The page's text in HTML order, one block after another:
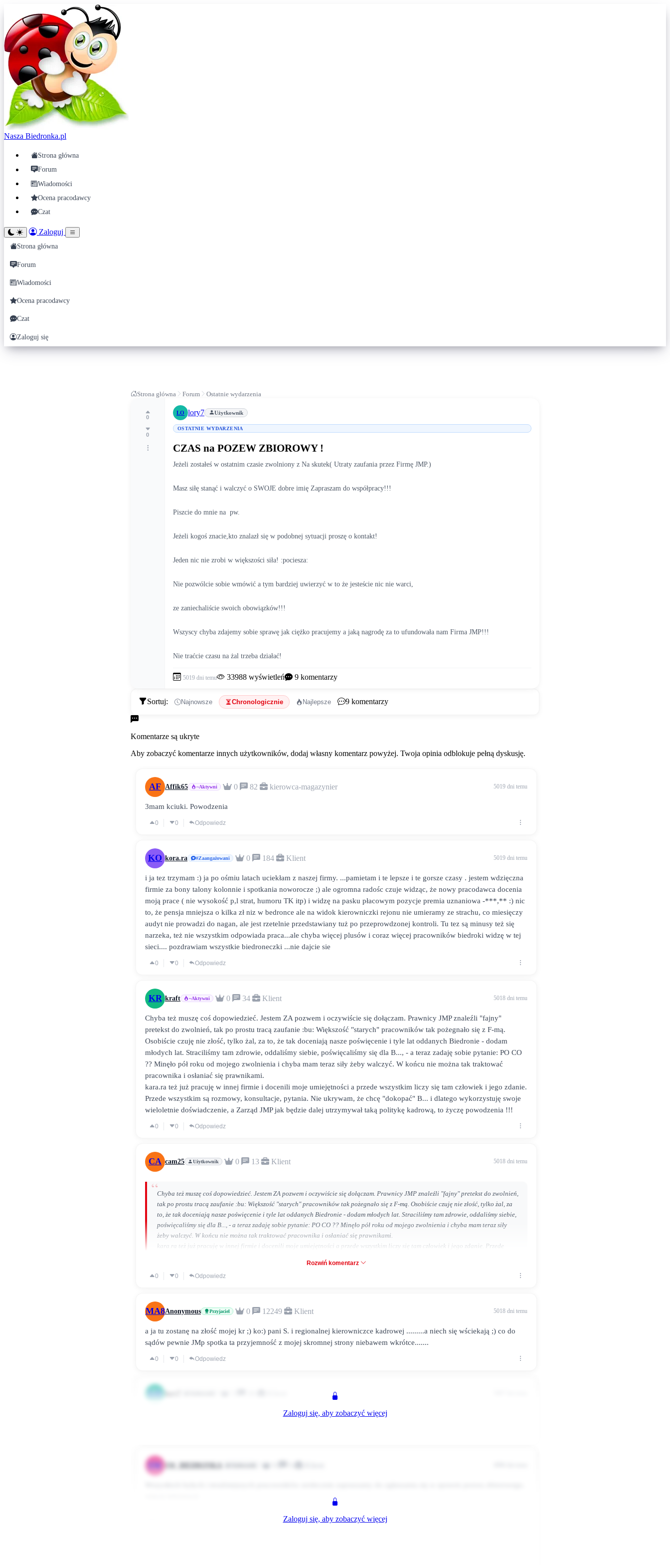
Nasza Biedronka.pl
Strona główna
Forum
Wiadomości
Ocena pracodawcy
Czat
Zaloguj
Strona główna
Forum
Wiadomości
Ocena pracodawcy
Czat
Zaloguj się
Strona główna Forum Ostatnie wydarzenia
0
0
LO lory7 Użytkownik
OSTATNIE WYDARZENIA
CZAS na POZEW ZBIOROWY !
Jeżeli zostałeś w ostatnim czasie zwolniony z Na skutek( Utraty zaufania przez Firmę JMP.)
Masz siłę stanąć i walczyć o SWOJE dobre imię Zapraszam do współpracy!!!
Piszcie do mnie na  pw.
Jeżeli kogoś znacie,kto znalazł się w podobnej sytuacji proszę o kontakt!
Jeden nic nie zrobi w większości siła! :pociesza:
Nie pozwólcie sobie wmówić a tym bardziej uwierzyć w to że jesteście nic nie warci,
ze zaniechaliście swoich obowiązków!!!
Wszyscy chyba zdajemy sobie sprawę jak ciężko pracujemy a jaką nagrodę za to ufundowała nam Firma JMP!!!
Nie traćcie czasu na żal trzeba działać!
5019 dni temu 33988 wyświetleń 9 komentarzy
Sortuj: Najnowsze Chronologicznie Najlepsze 9 komentarzy
Komentarze
Komentarze są ukryte
Aby zobaczyć komentarze innych użytkowników, dodaj własny komentarz powyżej. Twoja opinia odblokuje pełną dyskusję.
AF Affik65 ~Aktywni 0 82 kierowca-magazynier 5019 dni temu
3mam kciuki. Powodzenia
0 0 Odpowiedz
KO kora.ra #Zaangażowani 0 184 Klient 5019 dni temu
i ja tez trzymam :) ja po ośmiu latach uciekłam z naszej firmy. ...pamietam i te lepsze i te gorsze czasy . jestem wdzięczna
firmie za bony talony kolonnie i spotkania noworocze ;) ale ogromna radośc czuje widząc, że nowy pracodawca docenia
moją prace ( nie wysokość p,l strat, humoru TK itp) i widzę na pasku płacowym pozycje premia uznaniowa -***,** :) nic
to, że pensja mniejsza o kilka zł niz w bedronce ale na widok kierowniczki rejonu nie umieramy ze strachu, co miesięczy
audyt nie prowadzi do nagan, ale jest rzetelnie przedstawiany tuż po przeprowdzonej kontroli. Tu tez są minusy też się
narzeka, też nie wszystkim odpowiada praca...ale chyba więcej plusów i coraz więcej pracowników biedroki widzę w tej
sieci.... pozdrawiam wszystkie biedroneczki ...nie dajcie sie
0 0 Odpowiedz
KR kraft ~Aktywni 0 34 Klient 5018 dni temu
Chyba też muszę coś dopowiedzieć. Jestem ZA pozwem i oczywiście się dołączam. Prawnicy JMP znaleźli "fajny"
pretekst do zwolnień, tak po prostu tracą zaufanie :bu: Większość "starych" pracowników tak pożegnało się z F-mą.
Osobiście czuję nie złość, tylko żal, za to, że tak doceniają nasze poświęcenie i tyle lat oddanych Biedronie - dodam
młodych lat. Straciliśmy tam zdrowie, oddaliśmy siebie, poświęcaliśmy się dla B..., - a teraz zadaję sobie pytanie: PO CO
?? Minęło pół roku od mojego zwolnienia i chyba mam teraz siły żeby walczyć. W końcu nie można tak traktować
pracownika i osłaniać się prawnikami.
kara.ra też już pracuję w innej firmie i docenili moje umiejętności a przede wszystkim liczy się tam człowiek i jego zdanie.
Przede wszystkim są rozmowy, konsultacje, pytania. Nie ukrywam, że chcę "dokopać" B... i dlatego wykorzystuję swoje
wieloletnie doświadczenie, a Zarząd JMP jak będzie dalej utrzymywał taką politykę kadrową, to życzę powodzenia !!!
0 0 Odpowiedz
CA cam25 Użytkownik 0 13 Klient 5018 dni temu
Chyba też muszę coś dopowiedzieć. Jestem ZA pozwem i oczywiście się dołączam. Prawnicy JMP znaleźli "fajny" pretekst do zwolnień,
tak po prostu tracą zaufanie :bu: Większość "starych" pracowników tak pożegnało się z F-mą. Osobiście czuję nie złość, tylko żal, za
to, że tak doceniają nasze poświęcenie i tyle lat oddanych Biedronie - dodam młodych lat. Straciliśmy tam zdrowie, oddaliśmy siebie,
poświęcaliśmy się dla B..., - a teraz zadaję sobie pytanie: PO CO ?? Minęło pół roku od mojego zwolnienia i chyba mam teraz siły
żeby walczyć. W końcu nie można tak traktować pracownika i osłaniać się prawnikami.
kara.ra też już pracuję w innej firmie i docenili moje umiejętności a przede wszystkim liczy się tam człowiek i jego zdanie. Przede
doświadczenie, a Zarząd JMP jak będzie dalej utrzymywał taką politykę kadrową, to życzę powodzenia !!!
ja po ośmiu latach uciekłem z naszej firmy. ...pamietam i te lepsze i te gorsze czasy . jestem wdzięczny firmie za bony i
człowiekiem znów mam chęci do życia , lepsze zdrowie a pracuje tez w handlu. Obecny pracodawca potrafi docenić
zmotywować pracownika. Teraz jak bym miał wybierać Biedronka a Tesco wybieram bez słowa Tesco choć może mniej
zarabiam ale czuje sie wolnym człowiekiem a nie niewolnikiem. i jeszcze jedno jestem pewny ze po wyjściu z pracy do
uszanować moj wolny czas
Rozwiń komentarz
0
0 Odpowiedz
MA8Anonymous Przyjaciel 0 12249 Klient 5018 dni temu
a ja tu zostanę na złość mojej kr ;) ko:) pani S. i regionalnej kierowniczce kadrowej .........a niech się wściekają ;) co do
sądów pewnie JMp spotka ta przyjemność z mojej skromnej strony niebawem wkrótce.......
0 0 Odpowiedz
LO
https://nasza-biedronka.pl/viewtopic.php?t=1687 :boks:Zaloguj się, aby zobaczyć więcej
SW
https://www.stowarzyszenie-biedronka.pl/content/view/59/98/
Zaloguj się, aby zobaczyć więcej